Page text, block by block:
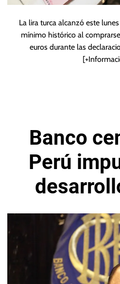
La lira turca alcanzó este
mínimo histórico al
euros durante las
Banco
Perú
propia